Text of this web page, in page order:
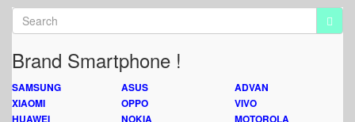
Brand Smartphone !
SAMSUNG ASUS
ADVAN
XIAOMI
OPPO
VIVO
HUAWEI
NOKIA
MOTOROLA